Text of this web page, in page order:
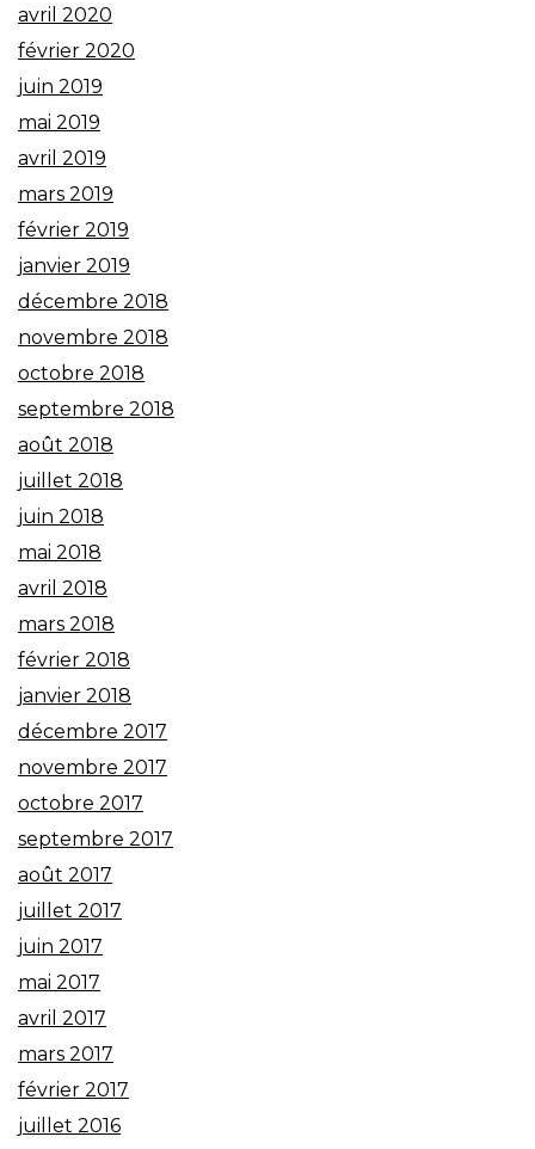
avril 2020
février 2020
juin 2019
mai 2019
avril 2019
mars 2019
février 2019
janvier 2019
décembre 2018
novembre 2018
octobre 2018
septembre 2018
août 2018
juillet 2018
juin 2018
mai 2018
avril 2018
mars 2018
février 2018
janvier 2018
décembre 2017
novembre 2017
octobre 2017
septembre 2017
août 2017
juillet 2017
juin 2017
mai 2017
avril 2017
mars 2017
février 2017
juillet 2016